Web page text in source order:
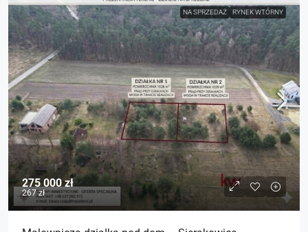
NA SPRZEDAŻ RYNEK WTÓRNY
275 000 zł
267 zł